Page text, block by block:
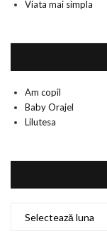
Viata mai simpla
Am copil
Baby Orajel
Lilutesa